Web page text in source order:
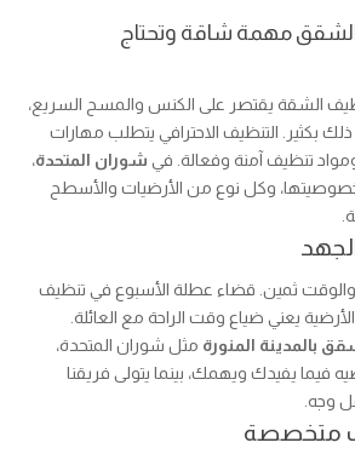
الشقق مهمة شاقة وتحتاج
الشقة يقتصر على الكنس والمسح السريع،
بكثير. التنظيف الاحترافي يتطلب مهارات
تنظيف آمنة وفعالة. في شوران المتحدة،
وكل نوع من الأرضيات والأسطح
والوقت ثمين. قضاء عطلة الأسبوع في تنظيف
يعني ضياع وقت الراحة مع العائلة.
بالمدينة المنورة مثل شوران المتحدة،
فيما يفيدك ويهمك، بينما يتولى فريقنا
وجه.